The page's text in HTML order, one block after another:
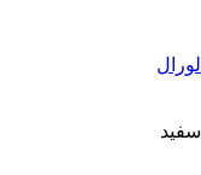
لورال
سفید